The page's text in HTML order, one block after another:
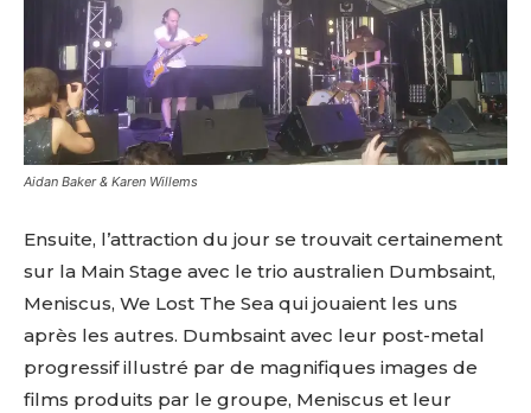
Aidan Baker & Karen Willems
Ensuite, l’attraction du jour se trouvait certainement
sur la Main Stage avec le trio australien Dumbsaint,
Meniscus, We Lost The Sea qui jouaient les uns
après les autres. Dumbsaint avec leur post-metal
progressif illustré par de magnifiques images de
films produits par le groupe, Meniscus et leur